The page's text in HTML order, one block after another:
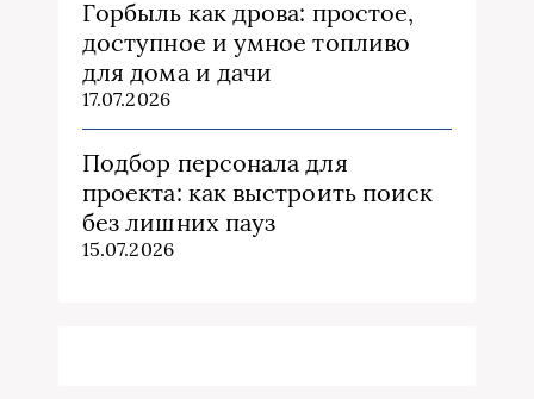
Горбыль как дрова: простое,
доступное и умное топливо
для дома и дачи
17.07.2026
Подбор персонала для
проекта: как выстроить поиск
без лишних пауз
15.07.2026